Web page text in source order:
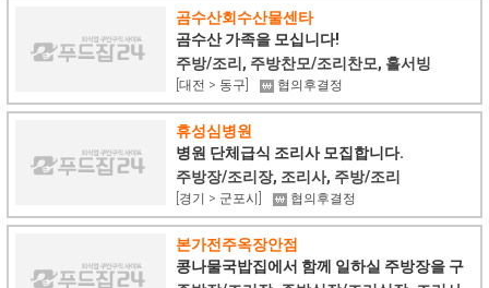
곰수산회수산물센타
곰수산 가족을 모십니다!
주방/조리, 주방찬모/조리찬모, 홀서빙
[대전 > 동구] 협의후결정
휴성심병원
병원 단체급식 조리사 모집합니다.
주방장/조리장, 조리사, 주방/조리
[경기 > 군포시] 협의후결정
본가전주옥장안점
콩나물국밥집에서 함께 일하실 주방장을 구